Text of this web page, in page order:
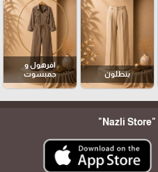
بنطلون
افرهول و
جمبسوت
"Nazli Store"